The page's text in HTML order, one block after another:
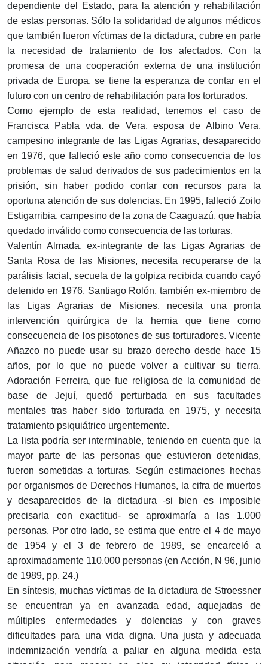
dependiente del Estado, para la atención y rehabilitación
de estas personas. Sólo la solidaridad de algunos médicos
que también fueron víctimas de la dictadura, cubre en parte
la necesidad de tratamiento de los afectados. Con la
promesa de una cooperación externa de una institución
privada de Europa, se tiene la esperanza de contar en el
futuro con un centro de rehabilitación para los torturados.
Como ejemplo de esta realidad, tenemos el caso de
Francisca Pabla vda. de Vera, esposa de Albino Vera,
campesino integrante de las Ligas Agrarias, desaparecido
en 1976, que falleció este año como consecuencia de los
problemas de salud derivados de sus padecimientos en la
prisión, sin haber podido contar con recursos para la
oportuna atención de sus dolencias. En 1995, falleció Zoilo
Estigarribia, campesino de la zona de Caaguazú, que había
quedado inválido como consecuencia de las torturas.
Valentín Almada, ex-integrante de las Ligas Agrarias de
Santa Rosa de las Misiones, necesita recuperarse de la
parálisis facial, secuela de la golpiza recibida cuando cayó
detenido en 1976. Santiago Rolón, también ex-miembro de
las Ligas Agrarias de Misiones, necesita una pronta
intervención quirúrgica de la hernia que tiene como
consecuencia de los pisotones de sus torturadores. Vicente
Añazco no puede usar su brazo derecho desde hace 15
años, por lo que no puede volver a cultivar su tierra.
Adoración Ferreira, que fue religiosa de la comunidad de
base de Jejuí, quedó perturbada en sus facultades
mentales tras haber sido torturada en 1975, y necesita
tratamiento psiquiátrico urgentemente.
La lista podría ser interminable, teniendo en cuenta que la
mayor parte de las personas que estuvieron detenidas,
fueron sometidas a torturas. Según estimaciones hechas
por organismos de Derechos Humanos, la cifra de muertos
y desaparecidos de la dictadura -si bien es imposible
precisarla con exactitud- se aproximaría a las 1.000
personas. Por otro lado, se estima que entre el 4 de mayo
de 1954 y el 3 de febrero de 1989, se encarceló a
aproximadamente 110.000 personas (en Acción, N 96, junio
de 1989, pp. 24.)
En síntesis, muchas víctimas de la dictadura de Stroessner
se encuentran ya en avanzada edad, aquejadas de
múltiples enfermedades y dolencias y con graves
dificultades para una vida digna. Una justa y adecuada
indemnización vendría a paliar en alguna medida esta